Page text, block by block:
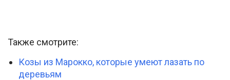
Также смотрите:
Козы из Марокко, которые умеют лазать по
деревьям